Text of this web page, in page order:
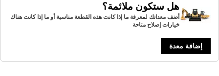
هل ستكون ملائمة؟
أضف معداتك لمعرفة ما إذا كانت هذه القطعة مناسبة أو ما إذا كانت هناك
خيارات إصلاح متاحة
إضافة معدة